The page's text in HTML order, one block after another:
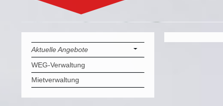
Haus-
Aktuelle Angebote
WEG-Verwaltung
Mietverwaltung